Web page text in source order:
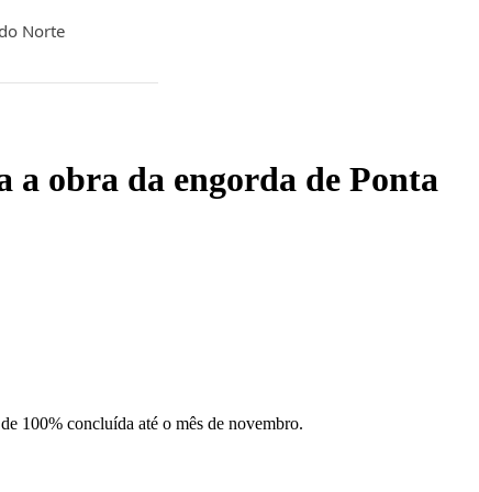
Norte
a obra da engorda de Ponta
100% concluída até o mês de novembro.